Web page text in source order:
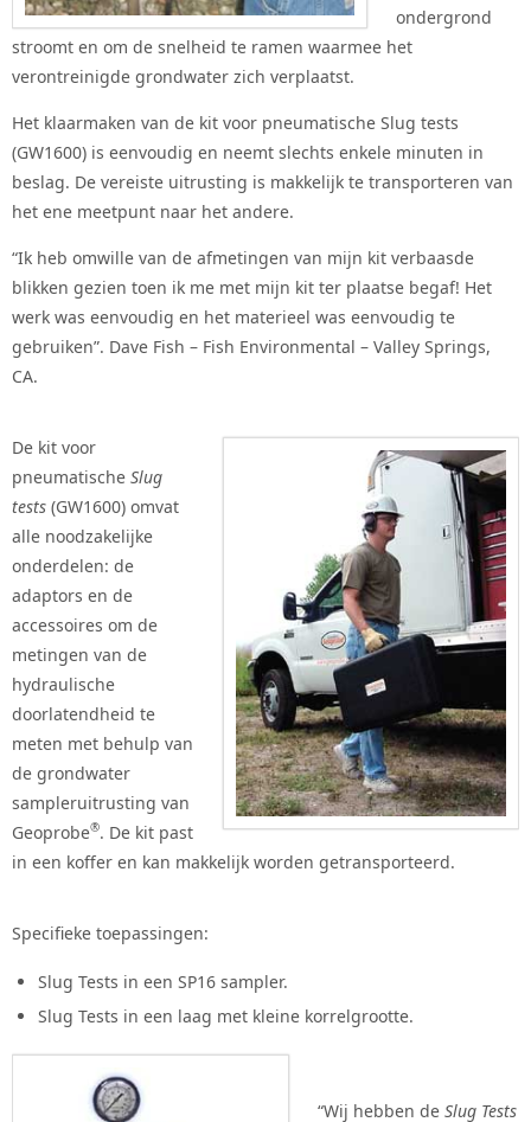
ondergrond
stroomt en om de snelheid te ramen waarmee het
verontreinigde grondwater zich verplaatst.
Het klaarmaken van de kit voor pneumatische Slug tests
(GW1600) is eenvoudig en neemt slechts enkele minuten in
beslag. De vereiste uitrusting is makkelijk te transporteren van
het ene meetpunt naar het andere.
“Ik heb omwille van de afmetingen van mijn kit verbaasde
blikken gezien toen ik me met mijn kit ter plaatse begaf! Het
werk was eenvoudig en het materieel was eenvoudig te
gebruiken”. Dave Fish – Fish Environmental – Valley Springs,
CA.
De kit voor
pneumatische Slug
tests (GW1600) omvat
alle noodzakelijke
onderdelen: de
adaptors en de
accessoires om de
metingen van de
hydraulische
doorlatendheid te
meten met behulp van
de grondwater
sampleruitrusting van
Geoprobe®. De kit past
in een koffer en kan makkelijk worden getransporteerd.
Specifieke toepassingen:
Slug Tests in een SP16 sampler.
Slug Tests in een laag met kleine korrelgrootte.
“Wij hebben de Slug Tests